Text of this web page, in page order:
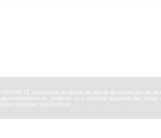
reserva-se no direito de alterar as condições de
podendo vir a restringir algumas das
qualquer aviso prévio.